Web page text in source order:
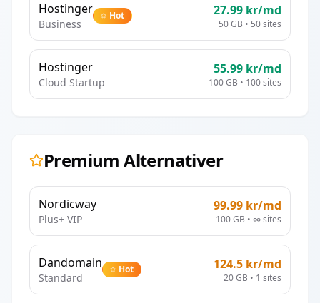
Hostinger
Business
Hot 27.99 kr/md
50 GB • 50sites
Hostinger
Cloud Startup
55.99 kr/md
100 GB • 100sites
Premium Alternativer
Nordicway
Plus+ VIP
99.99 kr/md
100 GB • ∞sites
Dandomain
Standard
Hot 124.5 kr/md
20 GB • 1 sites